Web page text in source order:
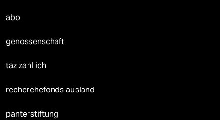
abo
genossenschaft
taz zahl ich
recherchefonds ausland
panterstiftung